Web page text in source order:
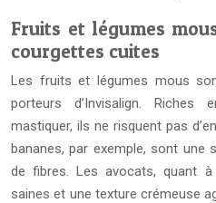
Fruits et légumes
courgettes cuites
Les fruits et légumes mous
porteurs d’Invisalign.
mastiquer, ils ne risquent pas
bananes, par exemple, sont une
de fibres. Les avocats, quant
saines et une texture crémeuse